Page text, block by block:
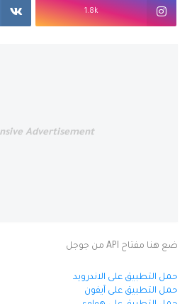
1.8k
Advertisement
ضع هنا مفتاح API من جوجل
حمل التطبيق على الاندرويد
حمل التطبيق على آيفون